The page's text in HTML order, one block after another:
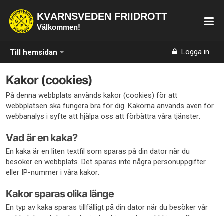
Till hemsidan Logga in
KVARNSVEDEN FRIIDROTT
Välkommen!
Kakor (cookies)
På denna webbplats används kakor (cookies) för att
webbplatsen ska fungera bra för dig. Kakorna används även för
webbanalys i syfte att hjälpa oss att förbättra våra tjänster.
Vad är en kaka?
En kaka är en liten textfil som sparas på din dator när du
besöker en webbplats. Det sparas inte några personuppgifter
eller IP-nummer i våra kakor.
Kakor sparas olika länge
En typ av kaka sparas tillfälligt på din dator när du besöker vår